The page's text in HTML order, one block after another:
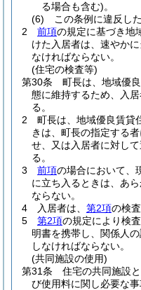
る場合も含む)。
(6)
この条例に違反した
2
前項の規定に基づき地
けた入居者は、速やか
なければならない。
(住宅の検査等)
第30条
町長は、地域優
態に維持するため、入
る。
2
町長は、地域優良賃貸
きは、町長の指定する
せ、又は入居者に対し
る。
3
前項の場合において、
に立ち入るときは、あ
ならない。
4
入居者は、 第2項の検
5
第2項の規定により検
明書を携帯し、関係人
しなければならない。
(共同施設の使用)
第31条
住宅の共同施設
び使用料に関し必要な